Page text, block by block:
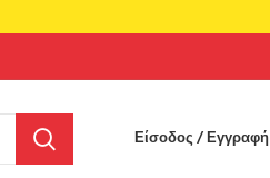
Είσοδος / Εγγραφή